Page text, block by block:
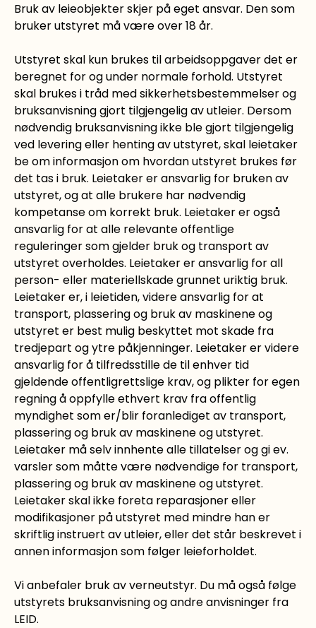
Bruk av leieobjekter skjer på eget ansvar. Den som
bruker utstyret må være over 18 år.
Utstyret skal kun brukes til arbeidsoppgaver det er
beregnet for og under normale forhold. Utstyret
skal brukes i tråd med sikkerhetsbestemmelser og
bruksanvisning gjort tilgjengelig av utleier. Dersom
nødvendig bruksanvisning ikke ble gjort tilgjengelig
ved levering eller henting av utstyret, skal leietaker
be om informasjon om hvordan utstyret brukes før
det tas i bruk. Leietaker er ansvarlig for bruken av
utstyret, og at alle brukere har nødvendig
kompetanse om korrekt bruk. Leietaker er også
ansvarlig for at alle relevante offentlige
reguleringer som gjelder bruk og transport av
utstyret overholdes. Leietaker er ansvarlig for all
person- eller materiellskade grunnet uriktig bruk.
Leietaker er, i leietiden, videre ansvarlig for at
transport, plassering og bruk av maskinene og
utstyret er best mulig beskyttet mot skade fra
tredjepart og ytre påkjenninger. Leietaker er videre
ansvarlig for å tilfredsstille de til enhver tid
gjeldende offentligrettslige krav, og plikter for egen
regning å oppfylle ethvert krav fra offentlig
myndighet som er/blir foranlediget av transport,
plassering og bruk av maskinene og utstyret.
Leietaker må selv innhente alle tillatelser og gi ev.
varsler som måtte være nødvendige for transport,
plassering og bruk av maskinene og utstyret.
Leietaker skal ikke foreta reparasjoner eller
modifikasjoner på utstyret med mindre han er
skriftlig instruert av utleier, eller det står beskrevet i
annen informasjon som følger leieforholdet.
Vi anbefaler bruk av verneutstyr. Du må også følge
utstyrets bruksanvisning og andre anvisninger fra
LEID.